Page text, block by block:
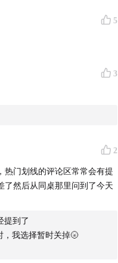
5
3
2
热门划线的评论区常常会有提
了然后从同桌那里问到了今天
提到了
，我选择暂时关掉🌝